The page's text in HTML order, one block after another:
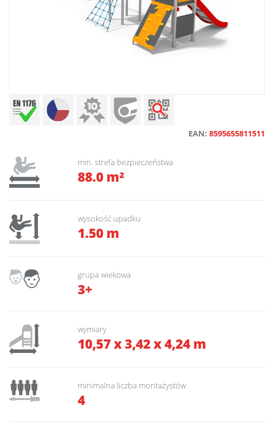
EAN: 8595655811511
min. strefa bezpieczeństwa
88.0 m²
wysokość upadku
1.50 m
grupa wiekowa
3+
wymiary
10,57 x 3,42 x 4,24 m
minimalna liczba montażystów
4